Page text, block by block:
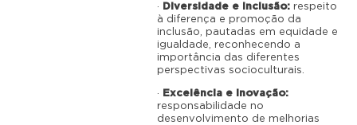
· Diversidade e Inclusão: respeito
à diferença e promoção da
inclusão, pautadas em equidade e
igualdade, reconhecendo a
importância das diferentes
perspectivas socioculturais.
·
Excelência e Inovação:
responsabilidade no
desenvolvimento de melhorias